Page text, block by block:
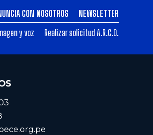
CON NOSOTROS
NEWSLETTER
y voz Realizar solicitud A.R.C.O.